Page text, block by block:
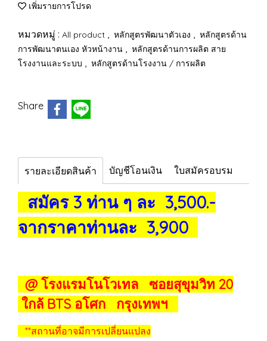
เพิ่มรายการโปรด
หมวดหมู่ : All product , หลักสูตรพัฒนาตัวเอง , หลักสูตรด้าน
การพัฒนาตนเอง หัวหน้างาน , หลักสูตรด้านการผลิต สาย
โรงงานและระบบ , หลักสูตรด้านโรงงาน / การผลิต
Share
รายละเอียดสินค้า บัญชีโอนเงิน ใบสมัครอบรม
สมัคร 3 ท่าน ๆ ละ 3,500.-
จากราคาท่านละ 3,900
@ โรงแรมโนโวเทล ซอยสุขุมวิท 20
ใกล้ BTS อโศก กรุงเทพฯ
**สถานที่อาจมีการเปลี่ยนแปลง